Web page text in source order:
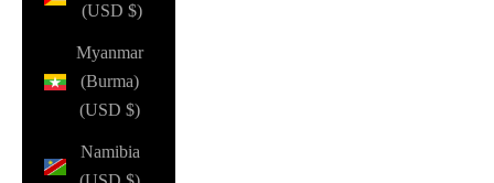
(USD $)
Myanmar
(Burma)
(USD $)
Namibia